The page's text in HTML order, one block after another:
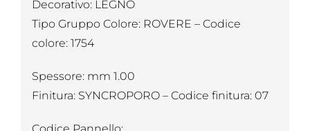
Decorativo: LEGNO
Tipo Gruppo Colore: ROVERE – Codice
colore: 1754
Spessore: mm 1.00
Finitura: SYNCROPORO – Codice finitura: 07